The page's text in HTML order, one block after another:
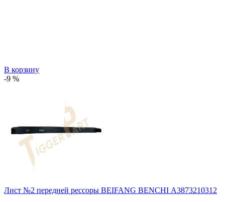
В корзину
-9 %
Лист №2 передней рессоры BEIFANG BENCHI А3873210312